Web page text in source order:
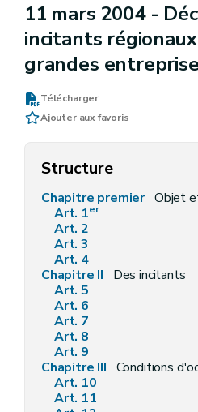
11 mars 2004 -
incitants
grandes
Télécharger
Ajouter aux favoris
Structure
Chapitre premier Objet
Art. 1er
Art. 2
Art. 3
Art. 4
Chapitre II
Des incitants
Art. 5
Art. 6
Art. 7
Art. 8
Art. 9
Chapitre III Conditions d'octroi et de maintien, procédures de
Art. 10
Art. 11